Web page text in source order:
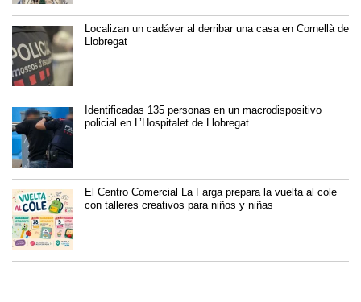
Localizan un cadáver al derribar una casa en Cornellà de
Llobregat
Identificadas 135 personas en un macrodispositivo
policial en L’Hospitalet de Llobregat
El Centro Comercial La Farga prepara la vuelta al cole
con talleres creativos para niños y niñas